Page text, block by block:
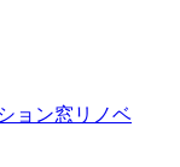
ョン窓リノベ